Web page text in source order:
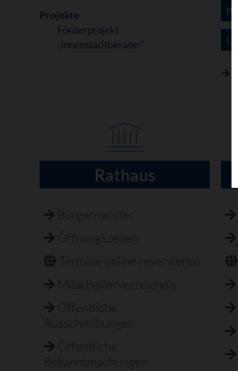
Projekte
Förderprojekt
„Innenstadtberater“
Rathaus
Bürgermeister
Öffnungszeiten
Termine online reservieren
Mitarbeiterverzeichnis
Öffentliche
Ausschreibungen
Öffentliche
Bekanntmachungen